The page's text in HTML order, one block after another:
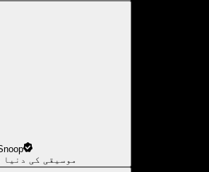
موسیقی کی دنیا